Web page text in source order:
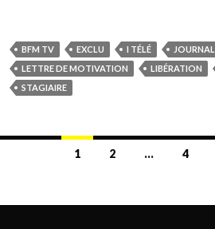
BFM TV EXCLU I TÉLÉ
LETTRE DE MOTIVATION
LIBÉRATION
STAGIAIRE
1 2 … 4